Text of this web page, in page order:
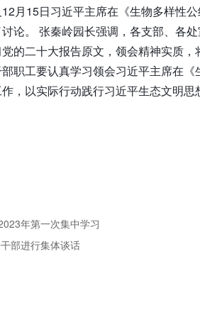
月15日习近平主席在《生物多样性
论。 张秦岭园长强调，各支部、各
的二十大报告原文，领会精神实质
职工要认真学习领会习近平主席在
，以实际行动践行习近平生态文明
年第一次集中学习
部进行集体谈话